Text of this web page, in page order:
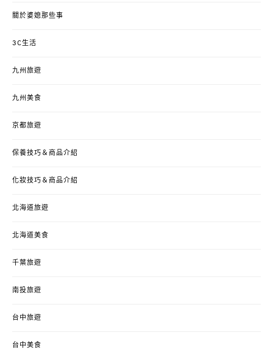
關於婆媳那些事
3C生活
九州旅遊
九州美食
京都旅遊
保養技巧＆商品介紹
化妝技巧＆商品介紹
北海道旅遊
北海道美食
千葉旅遊
南投旅遊
台中旅遊
台中美食